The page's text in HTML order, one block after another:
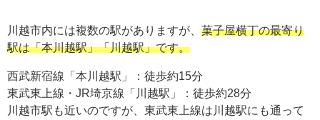
川越市内には複数の駅がありますが、 菓子屋横丁の最寄り
駅は「本川越駅」「川越駅」です。
西武新宿線「本川越駅」：徒歩約15分
東武東上線・JR埼京線「川越駅」：徒歩約28分
川越市駅も近いのですが、東武東上線は川越駅にも通って